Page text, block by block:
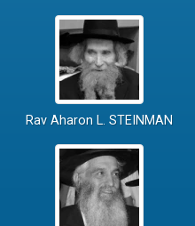
Rav Aharon L. STEINMAN